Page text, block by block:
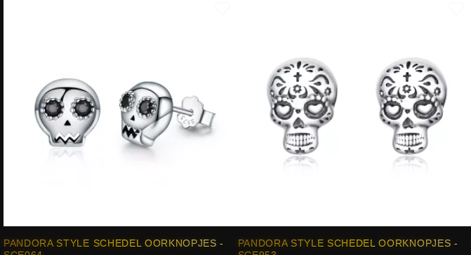
PANDORA STYLE SCHEDEL OORKNOPJES -
PANDORA STYLE SCHEDEL OORKNOPJES -